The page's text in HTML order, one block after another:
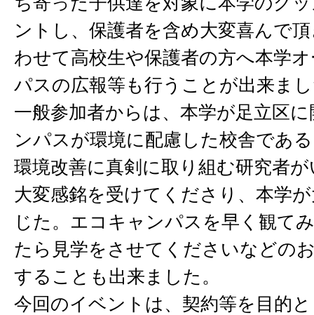
ントし、保護者を含め大変喜んで
わせて高校生や保護者の方へ本学
パスの広報等も行うことが出来ま
一般参加者からは、本学が足立区
ンパスが環境に配慮した校舎であ
環境改善に真剣に取り組む研究者
大変感銘を受けてくださり、本学
じた。エコキャンパスを早く観て
たら見学をさせてくださいなどの
することも出来ました。
今回のイベントは、契約等を目的